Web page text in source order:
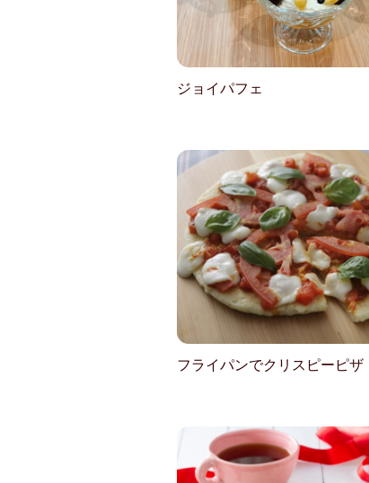
ジョイパフェ
フライパンでクリスピーピザ